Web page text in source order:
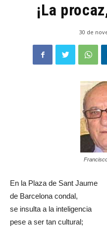
¡La
30 de
En la Plaza de Sant Jaume
de Barcelona condal,
se insulta a la inteligencia
pese a ser tan cultural;